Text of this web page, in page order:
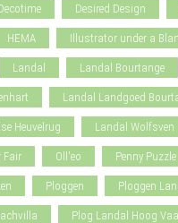
Desired Design
HEMA Illustrator under a
Landal Landal Bourtange
Landal Landgoed
Heuvelrug Landal Wolfsven
Fair Oll'eo Penny Puzzle
Ploggen Ploggen
Plog Landal Hoog